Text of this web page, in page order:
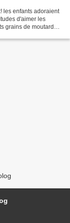
les enfants adoraient
d'aimer les
grains de moutarde